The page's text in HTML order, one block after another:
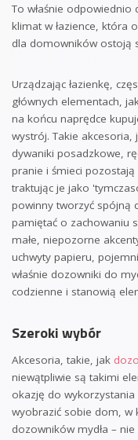
To właśnie
klimat w łazience, która
dla domowników ostoją
Urządzając łazienkę,
głównych elementach,
na końcu naprędce
wystrój. Takie akcesoria,
dywaniki posadzkowe,
pranie i śmieci
traktując je jako
powinny tworzyć spójną
pamiętać o zachowaniu
małe, niepozorne
uchwyty papieru,
właśnie dozowniki do
codzienne i stanowią
Szeroki wybór
Akcesoria, takie, jak
niewątpliwie są takimi
okazję do
wyobrazić sobie dom, w
dozowników mydła –